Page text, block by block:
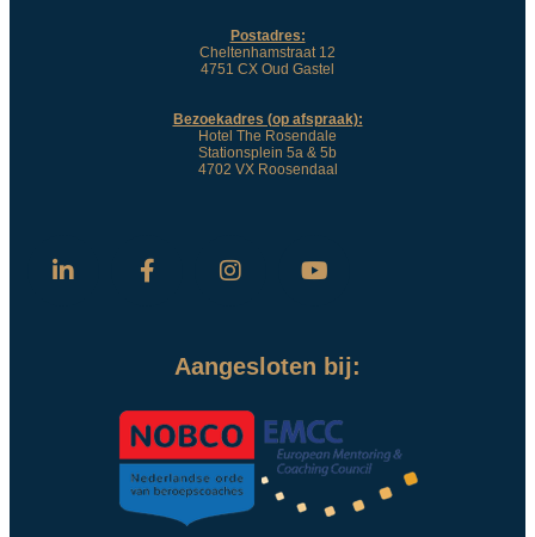
Postadres:
Cheltenhamstraat 12
4751 CX Oud Gastel
Bezoekadres (op afspraak):
Hotel The Rosendale
Stationsplein 5a & 5b
4702 VX Roosendaal
Aangesloten bij: